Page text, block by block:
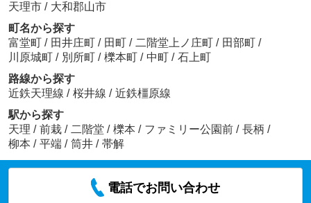
天理市 / 大和郡山市
町名から探す
富堂町 / 田井庄町 / 田町 / 二階堂上ノ庄町 / 田部町 /
川原城町 / 別所町 / 櫟本町 / 中町 / 石上町
路線から探す
近鉄天理線 / 桜井線 / 近鉄橿原線
駅から探す
天理 / 前栽 / 二階堂 / 櫟本 / ファミリー公園前 / 長柄 /
柳本 / 平端 / 筒井 / 帯解
電話でお問い合わせ